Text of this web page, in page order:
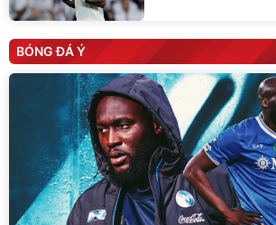
BÓNG ĐÁ Ý